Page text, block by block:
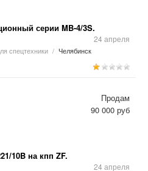
серии MB-4/3S.
24 апреля
спецтехники / Челябинск
10B на кпп ZF.
24 апреля
Продам
90 000 руб